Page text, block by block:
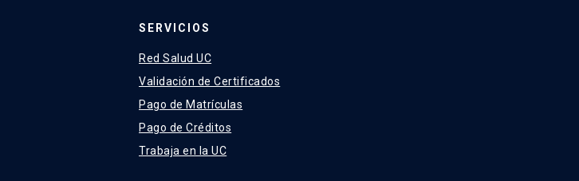
SERVICIOS
Red Salud UC
Validación de Certificados
Pago de Matrículas
Pago de Créditos
Trabaja en la UC